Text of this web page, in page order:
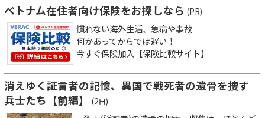
ベトナム在住者向け保険をお探しなら (PR)
慣れない海外生活、急病や事故
何かあってからでは遅い！
今すぐ保険加入【保険比較サイト】
消えゆく証言者の記憶、異国で戦死者の遺骨を捜す
兵士たち【前編】
(2日)